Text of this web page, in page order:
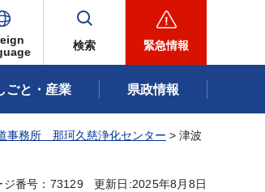
検索 緊急情報
ごと・産業 県政情報
事務所 那珂久慈浄化センター > 津波
ジ番号：73129 更新日:2025年8月8日